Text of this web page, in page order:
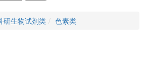
研生物试剂类 色素类